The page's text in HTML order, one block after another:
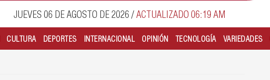
JUEVES 06 DE AGOSTO DE 2026 /ACTUALIZADO 06:19 AM
CULTURA DEPORTES INTERNACIONAL OPINIÓN TECNOLOGÍA VARIEDADES